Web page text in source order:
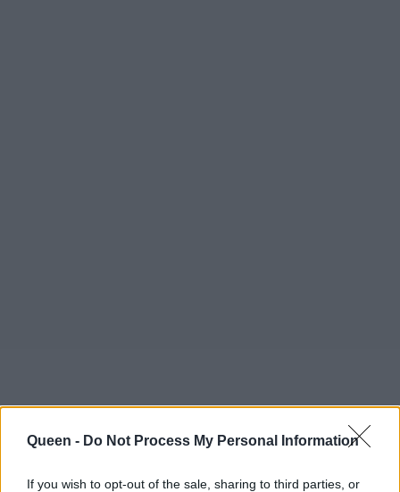
Queen - Do Not Process My Personal Information
If you wish to opt-out of the sale, sharing to third parties, or